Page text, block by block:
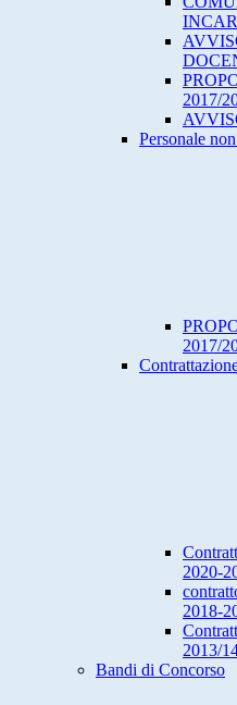
2017/
Personale
2017/
2020-
2018-
2013/
Bandi di Concorso